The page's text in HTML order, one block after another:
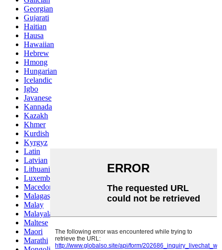
Georgian
Gujarati
Haitian
Hausa
Hawaiian
Hebrew
Hmong
Hungarian
Icelandic
Igbo
Javanese
Kannada
Kazakh
Khmer
Kurdish
Kyrgyz
Latin
Latvian
Lithuanian
Luxembou..
Macedonian
Malagasy
Malay
Malayalam
Maltese
Maori
Marathi